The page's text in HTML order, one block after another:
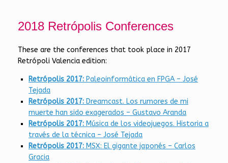
2018 Retrópolis Conferences
These are the conferences that took place in 2017
Retrópoli Valencia edition:
Retrópolis 2017: Paleoinformática en FPGA – José
Tejada
Retrópolis 2017: Dreamcast. Los rumores de mi
muerte han sido exagerados – Gustavo Aranda
Retrópolis 2017: Música de los videojuegos. Historia a
través de la técnica – José Tejada
Retrópolis 2017: MSX: El gigante japonés – Carlos
Gracia